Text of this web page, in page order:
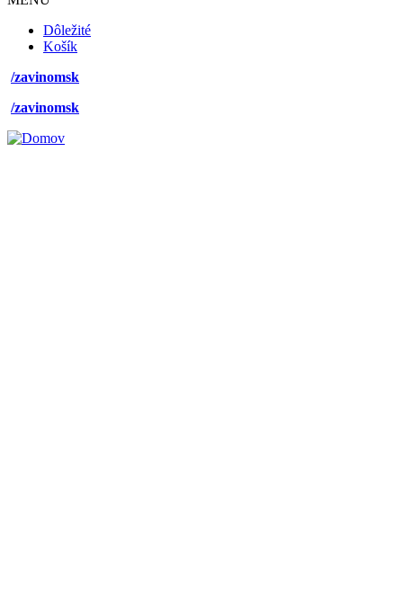
Dôležité
Košík
/zavinomsk
/zavinomsk